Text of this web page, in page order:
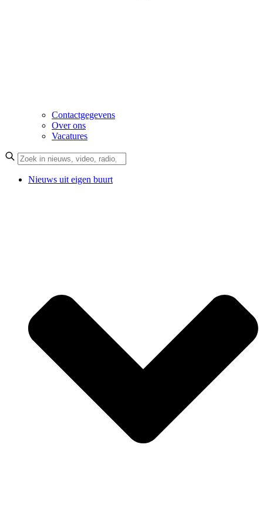
Contactgegevens
Over ons
Vacatures
Nieuws uit eigen buurt